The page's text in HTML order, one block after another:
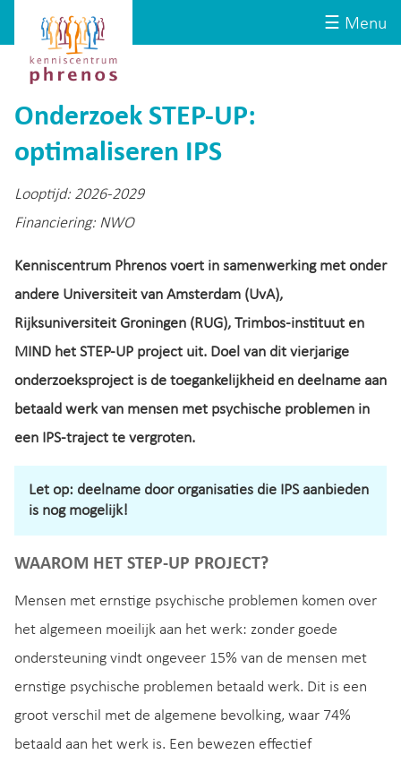
☰ Menu
Kenniscentrum
Phrenos
website
Onderzoek STEP-UP:
optimaliseren IPS
Looptijd: 2026-2029
Financiering: NWO
Kenniscentrum Phrenos voert in samenwerking met onder
andere Universiteit van Amsterdam (UvA),
Rijksuniversiteit Groningen (RUG), Trimbos-instituut en
MIND het STEP-UP project uit. Doel van dit vierjarige
onderzoeksproject is de toegankelijkheid en deelname aan
betaald werk van mensen met psychische problemen in
een IPS-traject te vergroten.
Let op: deelname door organisaties die IPS aanbieden
is nog mogelijk!
WAAROM HET STEP-UP PROJECT?
Mensen met ernstige psychische problemen komen over
het algemeen moeilijk aan het werk: zonder goede
ondersteuning vindt ongeveer 15% van de mensen met
ernstige psychische problemen betaald werk. Dit is een
groot verschil met de algemene bevolking, waar 74%
betaald aan het werk is. Een bewezen effectief